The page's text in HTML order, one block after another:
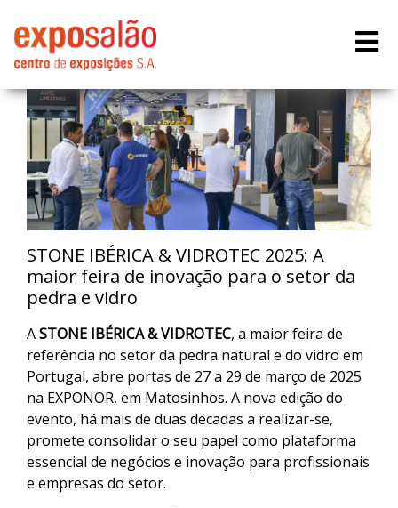
STONE IBÉRICA & VIDROTEC 2025: A
maior feira de inovação para o setor da
pedra e vidro
ASTONE IBÉRICA & VIDROTEC, a maior feira de
referência no setor da pedra natural e do vidro em
Portugal, abre portas de 27 a 29 de março de 2025
na EXPONOR, em Matosinhos. A nova edição do
evento, há mais de duas décadas a realizar-se,
promete consolidar o seu papel como plataforma
essencial de negócios e inovação para profissionais
e empresas do setor.